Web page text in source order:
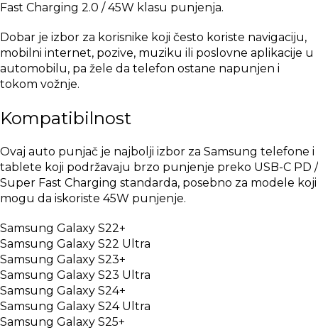
Fast Charging 2.0 / 45W klasu punjenja.
Dobar je izbor za korisnike koji često koriste navigaciju,
mobilni internet, pozive, muziku ili poslovne aplikacije u
automobilu, pa žele da telefon ostane napunjen i
tokom vožnje.
Kompatibilnost
Ovaj auto punjač je najbolji izbor za Samsung telefone i
tablete koji podržavaju brzo punjenje preko USB-C PD /
Super Fast Charging standarda, posebno za modele koji
mogu da iskoriste 45W punjenje.
Samsung Galaxy S22+
Samsung Galaxy S22 Ultra
Samsung Galaxy S23+
Samsung Galaxy S23 Ultra
Samsung Galaxy S24+
Samsung Galaxy S24 Ultra
Samsung Galaxy S25+